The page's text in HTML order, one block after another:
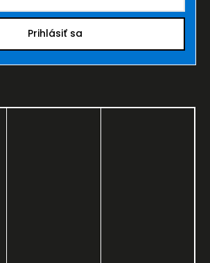
Prihlásiť sa